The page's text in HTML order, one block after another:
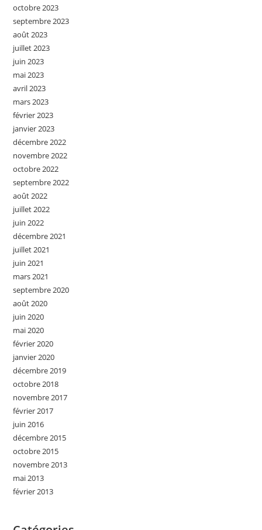
octobre 2023
septembre 2023
août 2023
juillet 2023
juin 2023
mai 2023
avril 2023
mars 2023
février 2023
janvier 2023
décembre 2022
novembre 2022
octobre 2022
septembre 2022
août 2022
juillet 2022
juin 2022
décembre 2021
juillet 2021
juin 2021
mars 2021
septembre 2020
août 2020
juin 2020
mai 2020
février 2020
janvier 2020
décembre 2019
octobre 2018
novembre 2017
février 2017
juin 2016
décembre 2015
octobre 2015
novembre 2013
mai 2013
février 2013